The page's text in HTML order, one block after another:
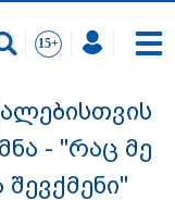
- "რაც მე